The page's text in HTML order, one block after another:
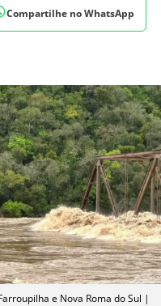
Compartilhe no WhatsApp
e Nova Roma do Sul |